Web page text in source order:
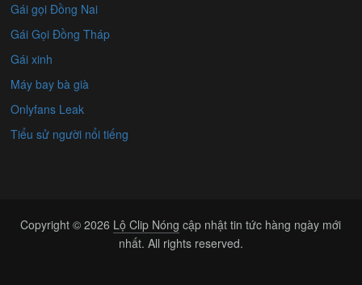
Gái gọi Đồng Nai
Gái Gọi Đồng Tháp
Gái xinh
Máy bay bà già
Onlyfans Leak
Tiểu sử người nổi tiếng
Copyright © 2026 Lộ Clip Nóng cập nhật tin tức hàng ngày mới
nhất. All rights reserved.